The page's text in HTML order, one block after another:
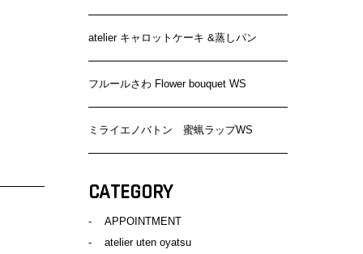
atelier キャロットケーキ &蒸しパン
フルールさわ Flower bouquet WS
ミライエノバトン 蜜蝋ラップWS
CATEGORY
APPOINTMENT
atelier uten oyatsu